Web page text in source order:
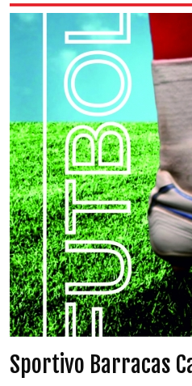
Sportivo Barracas